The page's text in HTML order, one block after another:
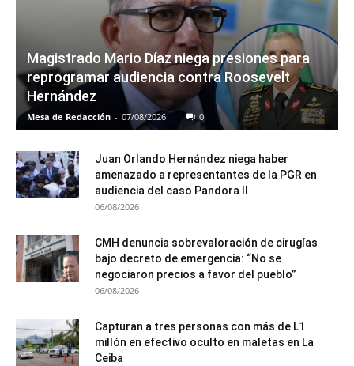
Magistrado Mario Díaz niega presiones para
reprogramar audiencia contra Roosevelt
Hernández
Mesa de Redacción - 07/08/2026 0
Juan Orlando Hernández niega haber
amenazado a representantes de la PGR en
audiencia del caso Pandora II
06/08/2026
CMH denuncia sobrevaloración de cirugías
bajo decreto de emergencia: “No se
negociaron precios a favor del pueblo”
06/08/2026
Capturan a tres personas con más de L1
millón en efectivo oculto en maletas en La
Ceiba